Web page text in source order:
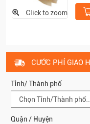
Click to zoom
CƯỚC PHÍ GIAO
Tỉnh/ Thành phố
Quận / Huyện